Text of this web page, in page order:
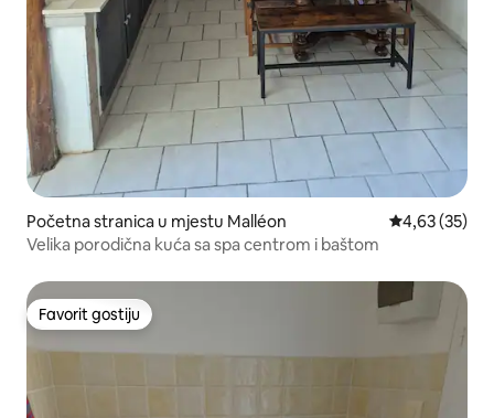
Početna stranica u mjestu Malléon prosječna
4,63 (35)
Velika porodična kuća sa spa centrom i baštom
Favorit gostiju
Favorit gostiju